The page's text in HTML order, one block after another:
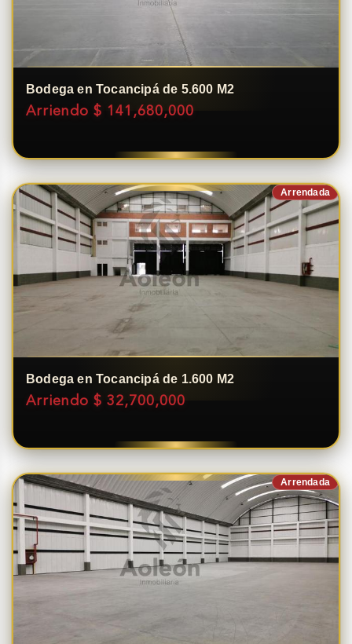
Bodega en Tocancipá de 5.600 M2
Arriendo $ 141,680,000
Arrendada
Bodega en Tocancipá de 1.600 M2
Arriendo $ 32,700,000
Arrendada